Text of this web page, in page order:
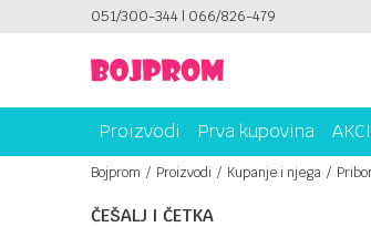
051/300-344 | 066/826-479
PLATI UNICREDIT
Proizvodi Prva kupovina
Bojprom Proizvodi Kupanje i njega
ČEŠALJ I ČETKA